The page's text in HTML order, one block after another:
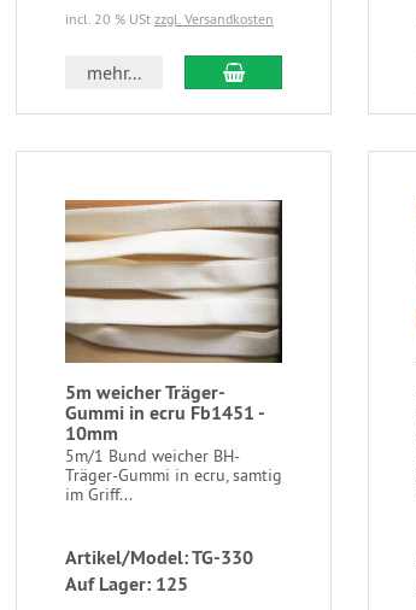
incl. 20 % USt zzgl. Versandkosten
mehr...
5m weicher Träger-
Gummi in ecru Fb1451 -
10mm
5m/1 Bund weicher BH-
Träger-Gummi in ecru, samtig
im Griff...
Artikel/Model: TG-330
Auf Lager: 125